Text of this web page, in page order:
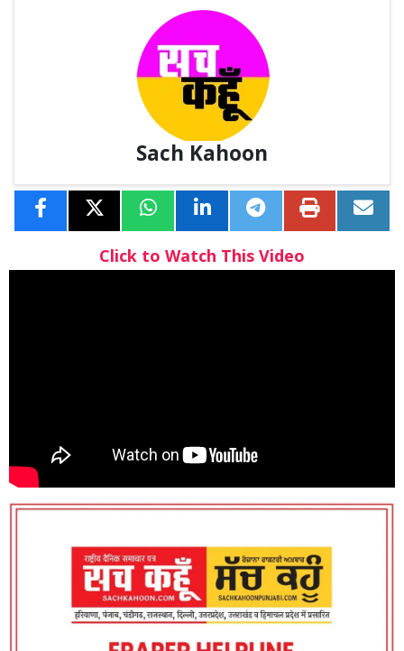
Sach Kahoon
Click to Watch This Video